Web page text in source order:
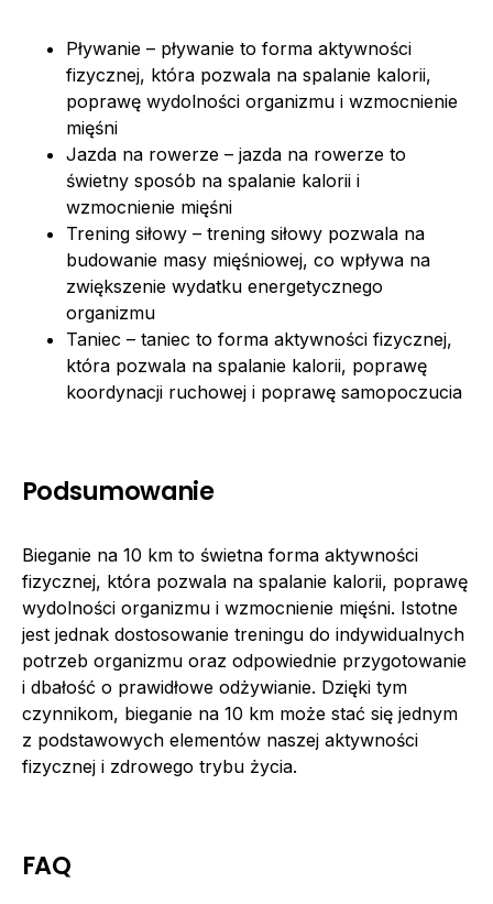
Pływanie – pływanie to forma aktywności
fizycznej, która pozwala na spalanie kalorii,
poprawę wydolności organizmu i wzmocnienie
mięśni
Jazda na rowerze – jazda na rowerze to
świetny sposób na spalanie kalorii i
wzmocnienie mięśni
Trening siłowy – trening siłowy pozwala na
budowanie masy mięśniowej, co wpływa na
zwiększenie wydatku energetycznego
organizmu
Taniec – taniec to forma aktywności fizycznej,
która pozwala na spalanie kalorii, poprawę
koordynacji ruchowej i poprawę samopoczucia
Podsumowanie
Bieganie na 10 km to świetna forma aktywności
fizycznej, która pozwala na spalanie kalorii, poprawę
wydolności organizmu i wzmocnienie mięśni. Istotne
jest jednak dostosowanie treningu do indywidualnych
potrzeb organizmu oraz odpowiednie przygotowanie
i dbałość o prawidłowe odżywianie. Dzięki tym
czynnikom, bieganie na 10 km może stać się jednym
z podstawowych elementów naszej aktywności
fizycznej i zdrowego trybu życia.
FAQ